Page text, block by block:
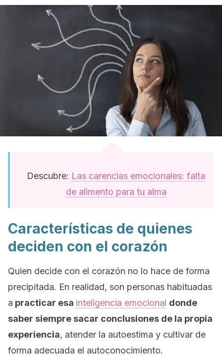
Descubre: Las carencias emocionales: falta
de alimento para tu alma
Características de quienes
deciden con el corazón
Quien decide con el corazón no lo hace de forma
precipitada. En realidad, son personas habituadas
a practicar esa inteligencia emocional donde
saber siempre sacar conclusiones de la propia
experiencia, atender la autoestima y cultivar de
forma adecuada el autoconocimiento.